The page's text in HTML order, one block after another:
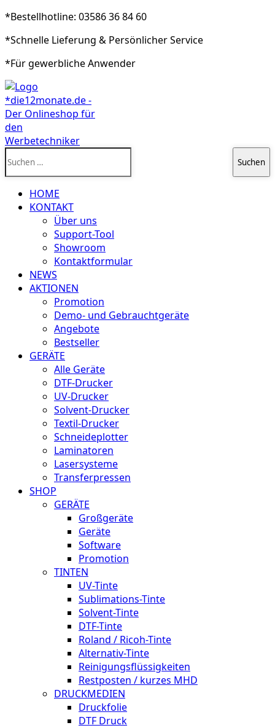
*Bestellhotline: 03586 36 84 60
*Schnelle Lieferung & Persönlicher Service
*Für gewerbliche Anwender
nach:
HOME
KONTAKT
Über uns
Support-Tool
Showroom
Kontaktformular
NEWS
AKTIONEN
Promotion
Demo- und Gebrauchtgeräte
Angebote
Bestseller
GERÄTE
Alle Geräte
DTF-Drucker
UV-Drucker
Solvent-Drucker
Textil-Drucker
Schneideplotter
Laminatoren
Lasersysteme
Transferpressen
SHOP
GERÄTE
Großgeräte
Geräte
Software
Promotion
TINTEN
UV-Tinte
Sublimations-Tinte
Solvent-Tinte
DTF-Tinte
Roland / Ricoh-Tinte
Alternativ-Tinte
Reinigungsflüssigkeiten
Restposten / kurzes MHD
DRUCKMEDIEN
Druckfolie
DTF Druck